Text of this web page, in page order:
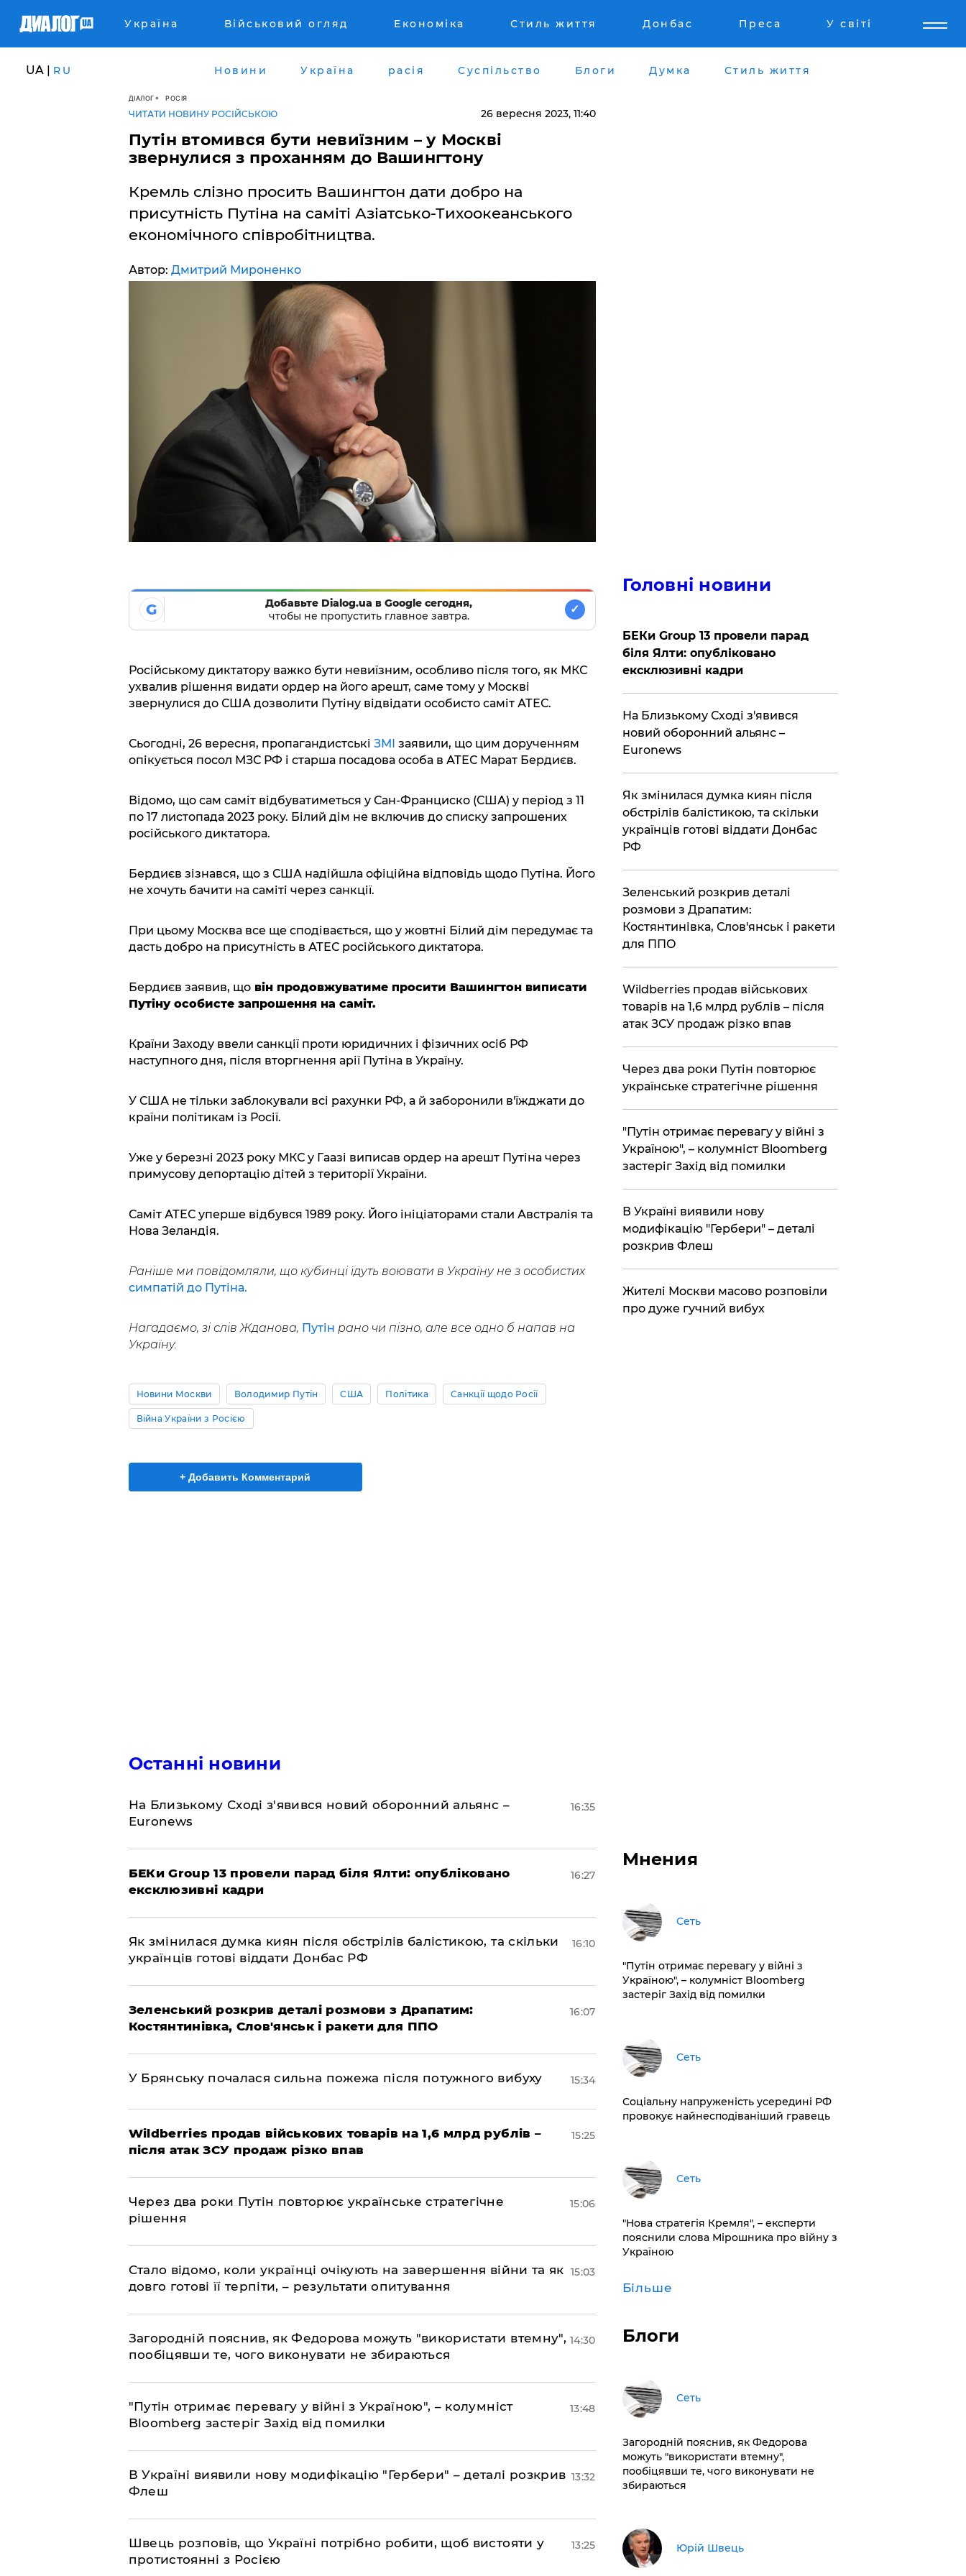
Україна Військовий огляд Економіка Стиль життя Донбас Преса У світі
UA | RU Новини Україна расія Суспільство Блоги Думка Стиль життя
ДІАЛОГ РОСІЯ
ЧИТАТИ НОВИНУ РОСІЙСЬКОЮ 26 вересня 2023, 11:40
Путін втомився бути невиїзним – у Москві
звернулися з проханням до Вашингтону
Кремль слізно просить Вашингтон дати добро на
присутність Путіна на саміті Азіатсько-Тихоокеанського
економічного співробітництва.
Автор: Дмитрий Мироненко
G
Добавьте Dialog.ua в Google сегодня,
чтобы не пропустить главное завтра.
✓
Російському диктатору важко бути невиїзним, особливо після того, як МКС
ухвалив рішення видати ордер на його арешт, саме тому у Москві
звернулися до США дозволити Путіну відвідати особисто саміт АТЕС.
Сьогодні, 26 вересня, пропагандистські ЗМІ заявили, що цим дорученням
опікується посол МЗС РФ і старша посадова особа в АТЕС Марат Бердиєв.
Відомо, що сам саміт відбуватиметься у Сан-Франциско (США) у період з 11
по 17 листопада 2023 року. Білий дім не включив до списку запрошених
російського диктатора.
Бердиєв зізнався, що з США надійшла офіційна відповідь щодо Путіна. Його
не хочуть бачити на саміті через санкції.
При цьому Москва все ще сподівається, що у жовтні Білий дім передумає та
дасть добро на присутність в АТЕС російського диктатора.
Бердиєв заявив, щовін продовжуватиме просити Вашингтон виписати
Путіну особисте запрошення на саміт.
Країни Заходу ввели санкції проти юридичних і фізичних осіб РФ
наступного дня, після вторгнення арії Путіна в Україну.
У США не тільки заблокували всі рахунки РФ, а й заборонили в'їжджати до
країни політикам із Росії.
Уже у березні 2023 року МКС у Гаазі виписав ордер на арешт Путіна через
примусову депортацію дітей з території України.
Саміт АТЕС уперше відбувся 1989 року. Його ініціаторами стали Австралія та
Нова Зеландія.
Раніше ми повідомляли, що кубинці їдуть воювати в Україну не з особистих
симпатій до Путіна.
Нагадаємо, зі слів Жданова, Путін рано чи пізно, але все одно б напав на
Україну.
Новини Москви Володимир Путін США Політика Санкції щодо Росії
Війна України з Росією
+ Добавить Комментарий
Останні новини
На Близькому Сході з'явився новий оборонний альянс –
Euronews
16:35
БЕКи Group 13 провели парад біля Ялти: опубліковано
ексклюзивні кадри
16:27
Як змінилася думка киян після обстрілів балістикою, та скільки
українців готові віддати Донбас РФ
16:10
Зеленський розкрив деталі розмови з Драпатим:
Костянтинівка, Слов'янськ і ракети для ППО
16:07
У Брянську почалася сильна пожежа після потужного вибуху 15:34
Wildberries продав військових товарів на 1,6 млрд рублів –
після атак ЗСУ продаж різко впав
15:25
Через два роки Путін повторює українське стратегічне
рішення
15:06
Стало відомо, коли українці очікують на завершення війни та як
довго готові її терпіти, – результати опитування
15:03
Загородній пояснив, як Федорова можуть "використати втемну",
пообіцявши те, чого виконувати не збираються
14:30
"Путін отримає перевагу у війні з Україною", – колумніст
Bloomberg застеріг Захід від помилки
13:48
В Україні виявили нову модифікацію "Гербери" – деталі розкрив
Флеш
13:32
Швець розповів, що Україні потрібно робити, щоб вистояти у
протистоянні з Росією
13:25
Головні новини
БЕКи Group 13 провели парад
біля Ялти: опубліковано
ексклюзивні кадри
На Близькому Сході з'явився
новий оборонний альянс –
Euronews
Як змінилася думка киян після
обстрілів балістикою, та скільки
українців готові віддати Донбас
РФ
Зеленський розкрив деталі
розмови з Драпатим:
Костянтинівка, Слов'янськ і ракети
для ППО
Wildberries продав військових
товарів на 1,6 млрд рублів – після
атак ЗСУ продаж різко впав
Через два роки Путін повторює
українське стратегічне рішення
"Путін отримає перевагу у війні з
Україною", – колумніст Bloomberg
застеріг Захід від помилки
В Україні виявили нову
модифікацію "Гербери" – деталі
розкрив Флеш
Жителі Москви масово розповіли
про дуже гучний вибух
Мнения
Сеть
"Путін отримає перевагу у війні з
Україною", – колумніст Bloomberg
застеріг Захід від помилки
Сеть
Соціальну напруженість усередині РФ
провокує найнесподіваніший гравець
Сеть
"Нова стратегія Кремля", – експерти
пояснили слова Мірошника про війну з
Україною
Більше
Блоги
Сеть
Загородній пояснив, як Федорова
можуть "використати втемну",
пообіцявши те, чого виконувати не
збираються
Юрій Швець